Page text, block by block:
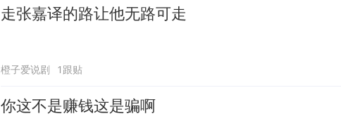
走张嘉译的路让他无路可走
橙子爱说剧 1跟贴
你这不是赚钱这是骗啊